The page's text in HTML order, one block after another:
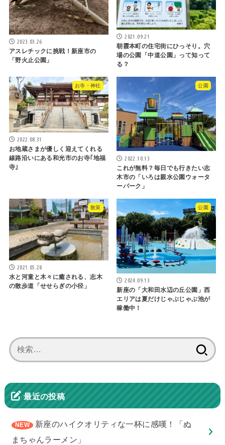
2023.03.26
アスレチックに挑戦！新座市の
「野火止公園」
2021.09.21
朝霞本町の住宅街にひっそり。穴
場の公園「中道公園」って知って
る？
お寺・神社
2022.08.31
お地蔵さまが優しく迎えてくれる
線路沿いにある和光市のお寺｢地福
寺｣
公園
2022.10.13
これが無料？毎日でも行きたい志
木市の「いろは親水公園ウォータ
ーパーク」
散策
2021.05.28
水と河童と木々に癒される、志木
の散歩道「せせらぎの小径」
公園
2024.09.13
新座の「大和田水辺の丘公園」西
エリアは夏だけじゃぶじゃぶ池が
稼働中！
索:
最近の投稿
新座のハイクオリティな一杯に感嘆！「ぬ
まちゃんラーメン」